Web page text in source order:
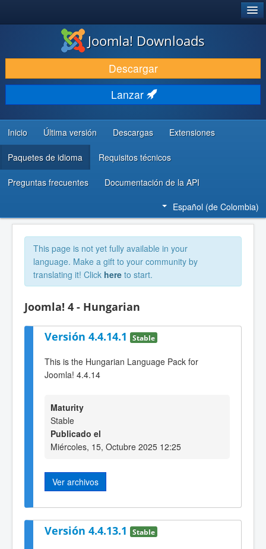
DESCARGAR
DESCUBRE Y APRENDE
COMUNIDAD Y AYUDA
RECURSOS PARA DESARROLLADORES
Joomla! Downloads
Descargar
Lanzar
Inicio Última versión Descargas Extensiones
Paquetes de idioma Requisitos técnicos
Preguntas frecuentes Documentación de la API
Español (de Colombia)
This page is not yet fully available in your
language. Make a gift to your community by
translating it! Click here to start.
Joomla! 4 - Hungarian
Versión 4.4.14.1 Stable
This is the Hungarian Language Pack for
Joomla! 4.4.14
Maturity
Stable
Publicado el
Miércoles, 15, Octubre 2025 12:25
Ver archivos
Versión 4.4.13.1 Stable